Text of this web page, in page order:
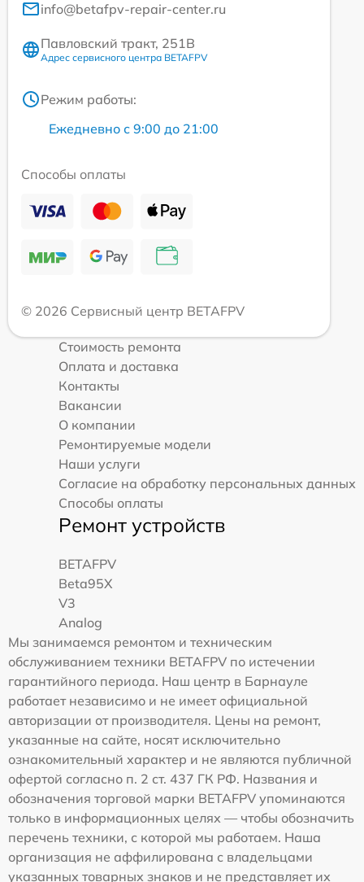
info@betafpv-repair-center.ru
Павловский тракт, 251В
Адрес сервисного центра BETAFPV
Режим работы:
Ежедневно с 9:00 до 21:00
Способы оплаты
© 2026 Сервисный центр BETAFPV
Стоимость ремонта
Оплата и доставка
Контакты
Вакансии
О компании
Ремонтируемые модели
Наши услуги
Согласие на обработку персональных данных
Способы оплаты
Ремонт устройств
BETAFPV
Beta95X
V3
Analog
Мы занимаемся ремонтом и техническим
обслуживанием техники BETAFPV по истечении
гарантийного периода. Наш центр в Барнауле
работает независимо и не имеет официальной
авторизации от производителя. Цены на ремонт,
указанные на сайте, носят исключительно
ознакомительный характер и не являются публичной
офертой согласно п. 2 ст. 437 ГК РФ. Названия и
обозначения торговой марки BETAFPV упоминаются
только в информационных целях — чтобы обозначить
перечень техники, с которой мы работаем. Наша
организация не аффилирована с владельцами
указанных товарных знаков и не представляет их